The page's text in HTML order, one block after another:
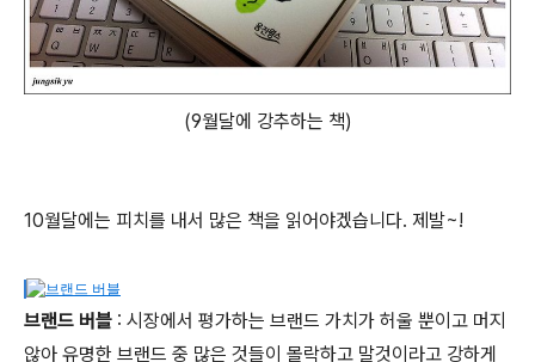
(9월달에 강추하는 책)
10월달에는 피치를 내서 많은 책을 읽어야겠습니다. 제발~!
브랜드 버블 : 시장에서 평가하는 브랜드 가치가 허울 뿐이고 머지
않아 유명한 브랜드 중 많은 것들이 몰락하고 말것이라고 강하게